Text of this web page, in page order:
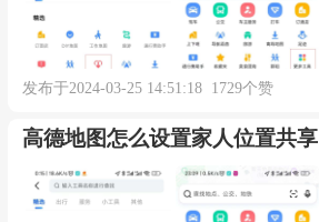
发布于2024-03-25 14:51:18 1729个赞
高德地图怎么设置家人位置共享